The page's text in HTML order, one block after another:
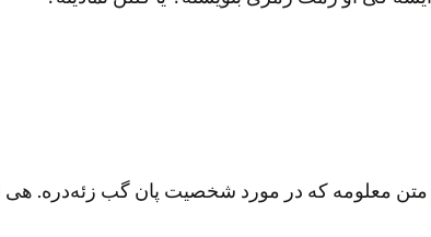
معلومه که در مورد شخصیت پان گب زئه‌دره.